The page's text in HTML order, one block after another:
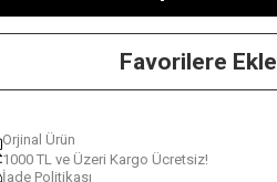
Favorilere Ekle
Orjinal Ürün
1000 TL ve Üzeri Kargo Ücretsiz!
İade Politikası